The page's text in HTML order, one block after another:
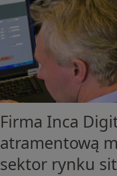
Firma Inca
atramentową
sektor rynku